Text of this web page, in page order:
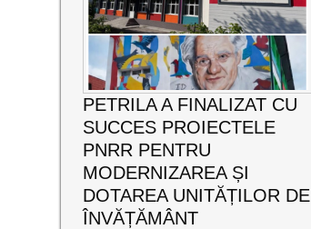
PETRILA A FINALIZAT CU
SUCCES PROIECTELE
PNRR PENTRU
MODERNIZAREA ȘI
DOTAREA UNITĂȚILOR DE
ÎNVĂȚĂMÂNT